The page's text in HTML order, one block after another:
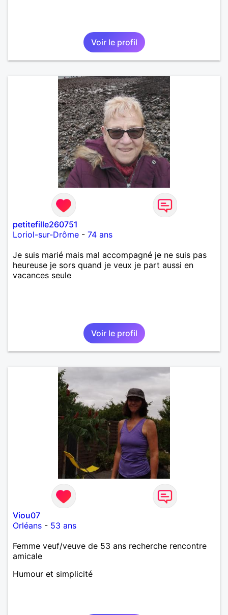
Voir le profil
petitefille260751
Loriol-sur-Drôme - 74 ans
Je suis marié mais mal accompagné je ne suis pas
heureuse je sors quand je veux je part aussi en
vacances seule
Voir le profil
Viou07
Orléans - 53 ans
Femme veuf/veuve de 53 ans recherche rencontre
amicale
Humour et simplicité